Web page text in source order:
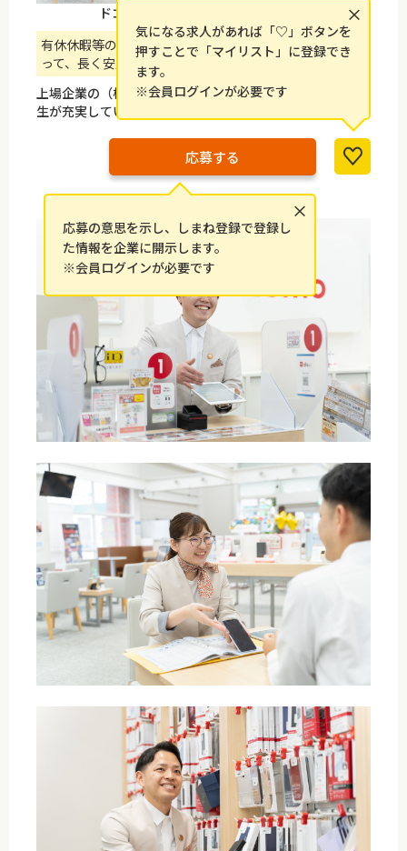
ドコモショップ店内イメージです。
有休休暇等の休暇が取得しやすく、楽しくやりがいを持
って、長く安定的に働ける環境を整えています。
上場企業の（株）トワライズのグループ会社です。福利厚
生が充実しています。
応募する
×
応募の意思を示し、しまね登録で登録し
た情報を企業に開示します。
※会員ログインが必要です
×
気になる求人があれば「♡」ボタンを
押すことで「マイリスト」に登録でき
ます。
※会員ログインが必要です